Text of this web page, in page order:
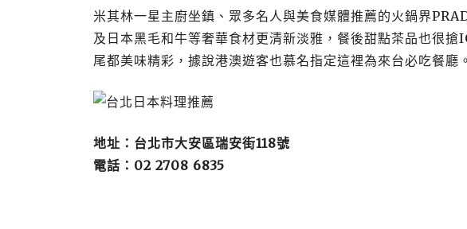
米其林一星主廚坐鎮、眾多名人與美食媒體推薦的火鍋界
及日本黑毛和牛等奢華食材更清新淡雅，餐後甜點茶品也很
尾都美味精彩，據說港澳遊客也慕名指定這裡為來台必吃餐廳。
地址：台北市大安區瑞安街118號
電話：02 2708 6835